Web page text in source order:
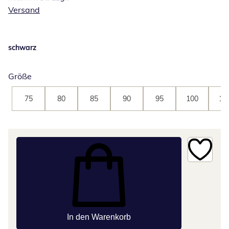
Versand
schwarz
Größe
75 80 85 90 95 100
In den Warenkorb